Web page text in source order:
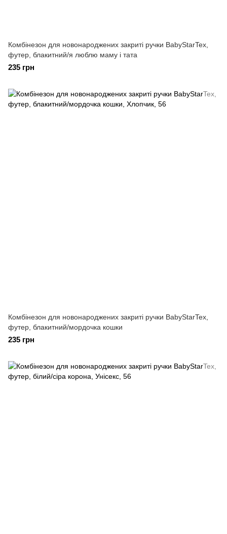
Комбінезон для новонароджених закриті ручки BabyStarTex,
футер, блакитний/я люблю маму і тата
235 грн
Комбінезон для новонароджених закриті ручки BabyStarTex,
футер, блакитний/мордочка кошки
235 грн